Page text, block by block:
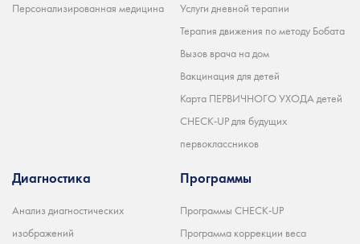
Персонализированная медицина
Услуги дневной терапии
Терапия движения по методу Бобата
Вызов врача на дом
Вакцинация для детей
Карта ПЕРВИЧНОГО УХОДА детей
CHECK-UP для будущих
первоклассников
Диагностика
Анализ диагностических
изображений
Программы
Программы CHECK-UP
Программа коррекции веса